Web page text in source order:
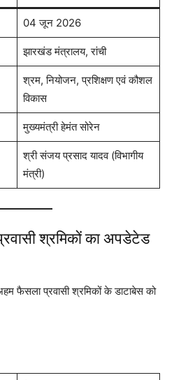
04 जून 2026
झारखंड मंत्रालय, रांची
श्रम, नियोजन, प्रशिक्षण एवं कौशल
विकास
मुख्यमंत्री हेमंत सोरेन
श्री संजय प्रसाद यादव (विभागीय
मंत्री)
श्रमिकों का अपडेटेड
फैसला प्रवासी श्रमिकों के डाटाबेस को